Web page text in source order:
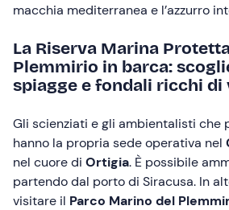
macchia mediterranea e l’azzurro
La Riserva Marina
Plemmirio in barca:
spiagge e fondali ricchi di
Gli scienziati e gli ambientalisti che
hanno la propria sede operativa nel
nel cuore di Ortigia. È possibile
partendo dal porto di Siracusa. In
visitare il Parco Marino del